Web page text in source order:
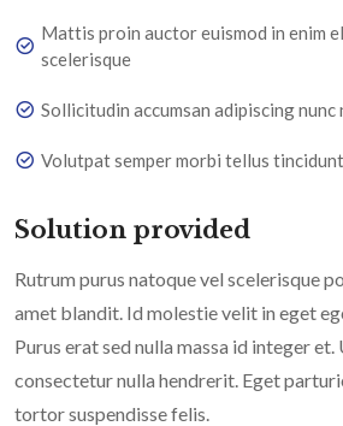
Mattis proin auctor euismod in enim
scelerisque
Sollicitudin accumsan adipiscing nunc
Volutpat semper morbi tellus
Solution provided
Rutrum purus natoque vel scelerisque
amet blandit. Id molestie velit in eget
Purus erat sed nulla massa id integer
consectetur nulla hendrerit. Eget
tortor suspendisse felis.